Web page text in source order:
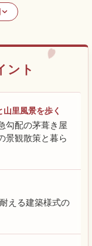
ント
里風景を歩く
勾配の茅葺き屋
景観散策と暮ら
える建築様式の